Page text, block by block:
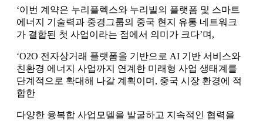
‘이번 계약은 누리플렉스와 누리빌의 플랫폼 및 스마트
에너지 기술력과 중경그룹의 중국 현지 유통 네트워크
가 결합된 첫 사업이라는 점에서 의미가 크다’며,
‘O2O 전자상거래 플랫폼을 기반으로 AI 기반 서비스와
친환경 에너지 사업까지 연계한 미래형 사업 생태계를
단계적으로 확대해 나갈 계획이며, 중국 시장 환경에 적
합한
다양한 융복합 사업모델을 발굴하고 지속적인 협력을